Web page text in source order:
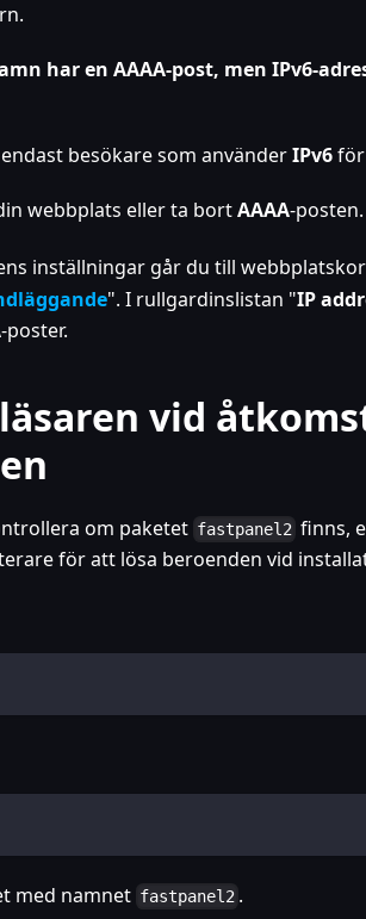
har en AAAA-post, men IPv6-
besökare som använderIPv6
webbplats eller ta bortAAAA-posten.
inställningar går du till
". I rullgardinslistan "IP
-poster.
vid
om paketet fastpanel2 finns,
för att lösa beroenden vid
med namnet fastpanel2 .